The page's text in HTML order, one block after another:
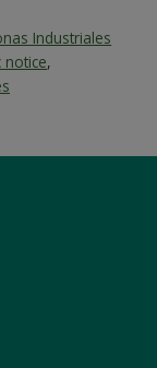
Industriales
notice,